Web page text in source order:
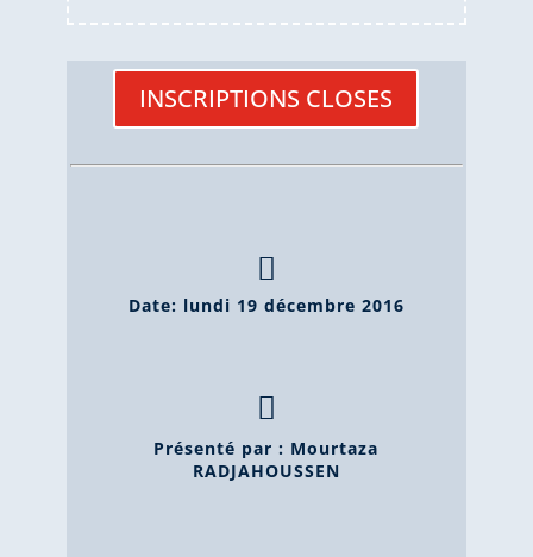
INSCRIPTIONS CLOSES

Date: lundi 19 décembre 2016

Présenté par : Mourtaza
RADJAHOUSSEN